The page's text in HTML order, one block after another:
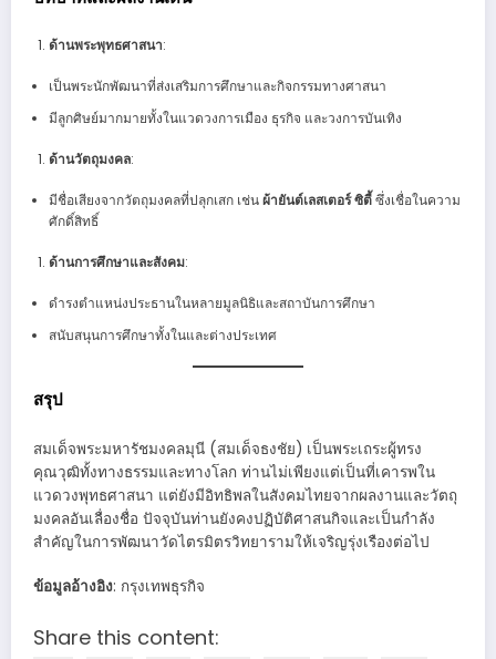
ด้านพระพุทธศาสนา:
เป็นพระนักพัฒนาที่ส่งเสริมการศึกษาและกิจกรรมทางศาสนา
มีลูกศิษย์มากมายทั้งในแวดวงการเมือง ธุรกิจ และวงการบันเทิง
ด้านวัตถุมงคล:
มีชื่อเสียงจากวัตถุมงคลที่ปลุกเสก เช่นผ้ายันต์เลสเตอร์ ซิตี้ซึ่งเชื่อในความ
ศักดิ์สิทธิ์
ด้านการศึกษาและสังคม:
ดำรงตำแหน่งประธานในหลายมูลนิธิและสถาบันการศึกษา
สนับสนุนการศึกษาทั้งในและต่างประเทศ
สรุป
สมเด็จพระมหารัชมงคลมุนี (สมเด็จธงชัย) เป็นพระเถระผู้ทรง
คุณวุฒิทั้งทางธรรมและทางโลก ท่านไม่เพียงแต่เป็นที่เคารพใน
แวดวงพุทธศาสนา แต่ยังมีอิทธิพลในสังคมไทยจากผลงานและวัตถุ
มงคลอันเลื่องชื่อ ปัจจุบันท่านยังคงปฏิบัติศาสนกิจและเป็นกำลัง
สำคัญในการพัฒนาวัดไตรมิตรวิทยารามให้เจริญรุ่งเรืองต่อไป
ข้อมูลอ้างอิง: กรุงเทพธุรกิจ
Share this content: